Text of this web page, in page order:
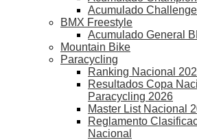
Acumulado
BMX Freestyle
Acumulado General
Mountain Bike
Paracycling
Ranking Nacional
Resultados Copa
Paracycling 2026
Master List Nacional
Reglamento
Nacional